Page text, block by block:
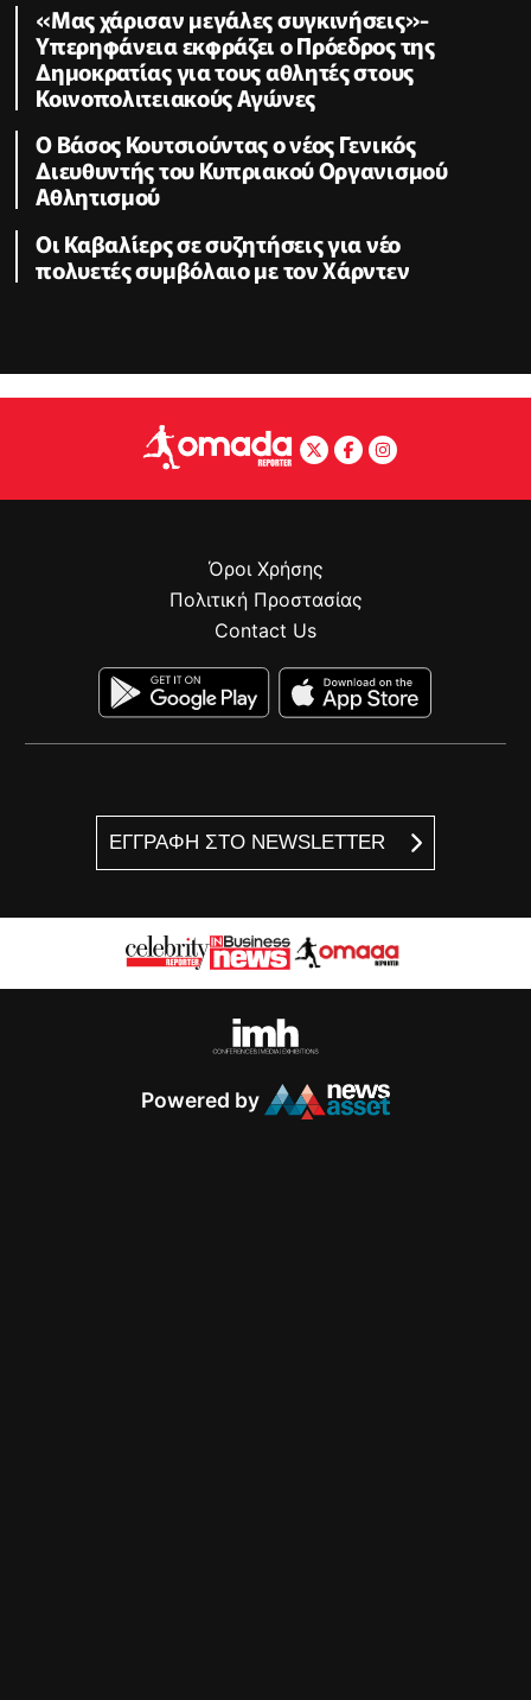
«Μας χάρισαν μεγάλες συγκινήσεις»-
Υπερηφάνεια εκφράζει ο Πρόεδρος της
Δημοκρατίας για τους αθλητές στους
Κοινοπολιτειακούς Αγώνες
Ο Βάσος Κουτσιούντας ο νέος Γενικός
Διευθυντής του Κυπριακού Οργανισμού
Αθλητισμού
Οι Καβαλίερς σε συζητήσεις για νέο
πολυετές συμβόλαιο με τον Χάρντεν
ΕΓΓΡΑΦΗ ΣΤΟ NEWSLETTER
Όροι Χρήσης
Πολιτική Προστασίας
Contact Us
Powered by